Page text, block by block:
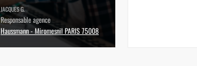
JACQUES G.
Responsable agence
Haussmann - Miromesnil PARIS 75008